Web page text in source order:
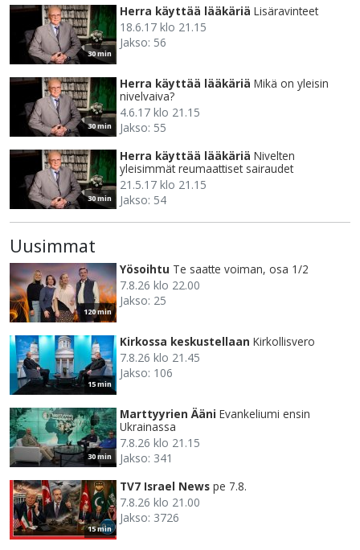
30 min
Herra käyttää lääkäriä Lisäravinteet
18.6.17 klo 21.15
Jakso: 56
30 min
Herra käyttää lääkäriä Mikä on yleisin
nivelvaiva?
4.6.17 klo 21.15
Jakso: 55
30 min
Herra käyttää lääkäriä Nivelten
yleisimmät reumaattiset sairaudet
21.5.17 klo 21.15
Jakso: 54
Uusimmat
120 min
Yösoihtu Te saatte voiman, osa 1/2
7.8.26 klo 22.00
Jakso: 25
15 min
Kirkossa keskustellaan Kirkollisvero
7.8.26 klo 21.45
Jakso: 106
30 min
Marttyyrien Ääni Evankeliumi ensin
Ukrainassa
7.8.26 klo 21.15
Jakso: 341
15 min
TV7 Israel News pe 7.8.
7.8.26 klo 21.00
Jakso: 3726